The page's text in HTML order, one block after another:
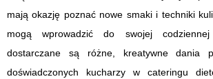
mają okazję poznać nowe smaki i techniki
mogą wprowadzić do swojej
dostarczane są różne, kreatywne dania
doświadczonych kucharzy w cateringu